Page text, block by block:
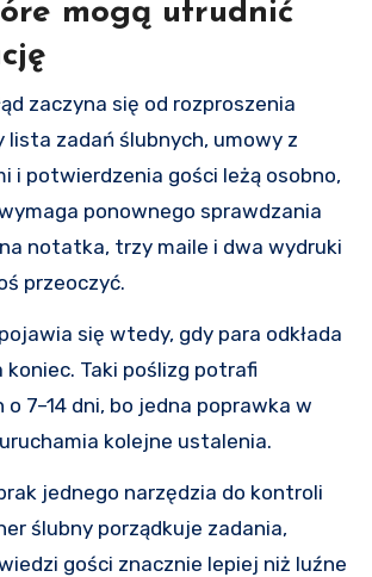
mogą utrudnić
zaczyna się od rozproszenia
lista zadań ślubnych, umowy z
i potwierdzenia gości leżą osobno,
ponownego sprawdzania
notatka, trzy maile i dwa wydruki
przeoczyć.
się wtedy, gdy para odkłada
Taki poślizg potrafi
o 7–14 dni, bo jedna poprawka w
kolejne ustalenia.
jednego narzędzia do kontroli
ślubny porządkuje zadania,
gości znacznie lepiej niż luźne